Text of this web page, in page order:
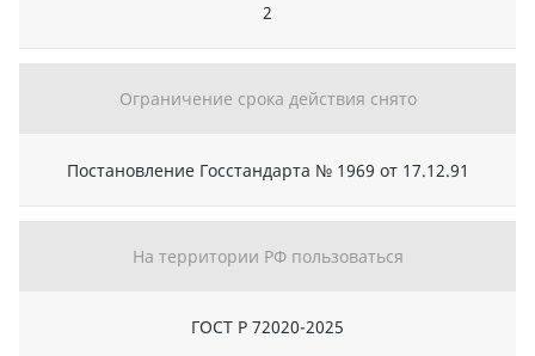
2
Ограничение срока действия снято
Постановление Госстандарта № 1969 от 17.12.91
На территории РФ пользоваться
ГОСТ Р 72020-2025